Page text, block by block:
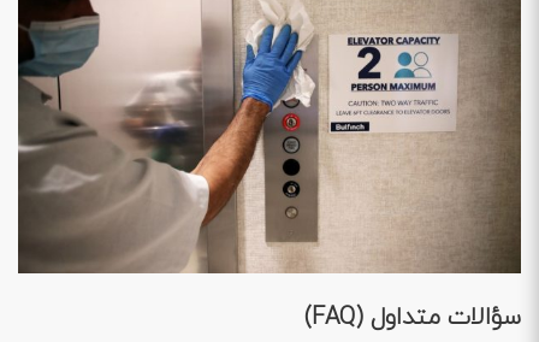
سؤالات متداول (FAQ)